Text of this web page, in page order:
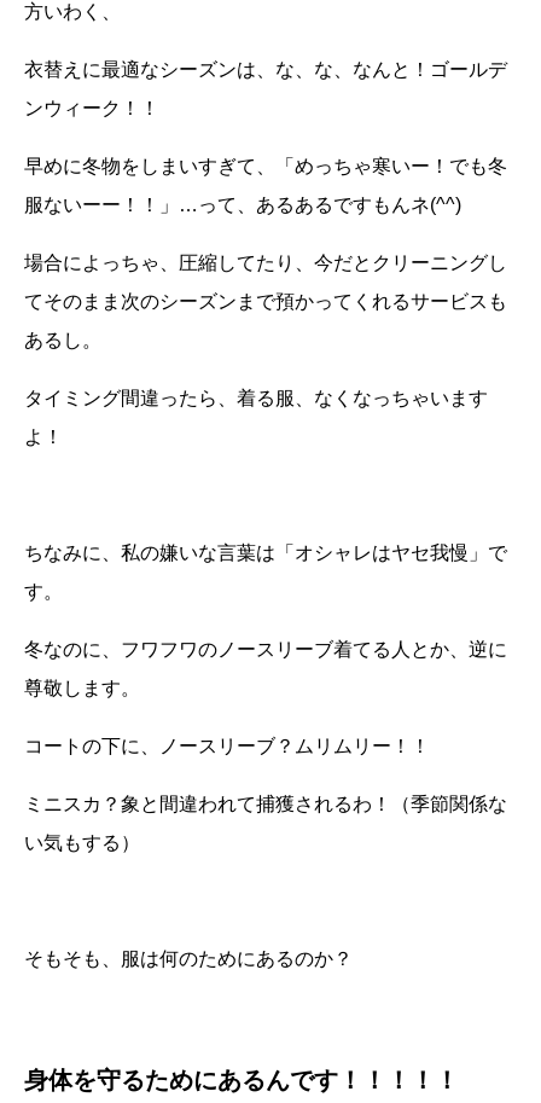
方いわく、
衣替えに最適なシーズンは、な、な、なんと！ゴールデ
ンウィーク！！
早めに冬物をしまいすぎて、「めっちゃ寒いー！でも冬
服ないーー！！」
… って、あるあるですもんネ(^^)
場合によっちゃ、圧縮してたり、今だとクリーニングし
てそのまま次のシーズンまで預かってくれるサービスも
あるし。
タイミング間違ったら、着る服、なくなっちゃいます
よ！
ちなみに、私の嫌いな言葉は「オシャレはヤセ我慢」で
す。
冬なのに、フワフワのノースリーブ着てる人とか、逆に
尊敬します。
コートの下に、ノースリーブ？ムリムリー！！
ミニスカ？象と間違われて捕獲されるわ！（季節関係な
い気もする）
そもそも、服は何のためにあるのか？
身体を守るためにあるんです！！！！！